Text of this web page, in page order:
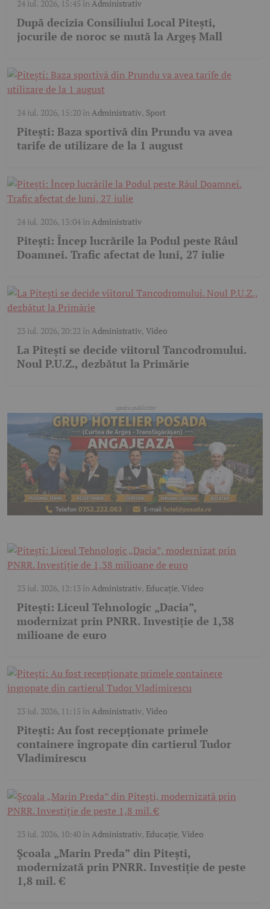
24 iul. 2026, 15:45 înAdministrativ
După decizia Consiliului Local Pitești,
jocurile de noroc se mută la Argeș Mall
24 iul. 2026, 15:20înAdministrativ, Sport
Pitești: Baza sportivă din Prundu va avea
tarife de utilizare de la 1 august
24 iul. 2026, 13:04înAdministrativ
Pitești: Încep lucrările la Podul peste Râul
Doamnei. Trafic afectat de luni, 27 iulie
23 iul. 2026, 20:22 înAdministrativ, Video
La Pitești se decide viitorul Tancodromului.
Noul P.U.Z., dezbătut la Primărie
23 iul. 2026, 12:13în Administrativ, Educație,Video
Pitești: Liceul Tehnologic „Dacia”,
modernizat prin PNRR. Investiție de 1,38
milioane de euro
23 iul. 2026, 11:15 în Administrativ, Video
Pitești: Au fost recepționate primele
containere îngropate din cartierul Tudor
Vladimirescu
23 iul. 2026, 10:40în Administrativ, Educație,Video
Școala „Marin Preda” din Pitești,
modernizată prin PNRR. Investiție de peste
1,8 mil. €